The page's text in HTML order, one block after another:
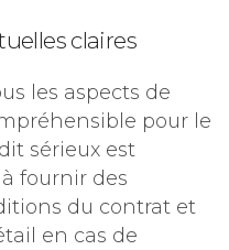
claires
les aspects de
pour le
sérieux est
fournir des
du contrat et
en cas de